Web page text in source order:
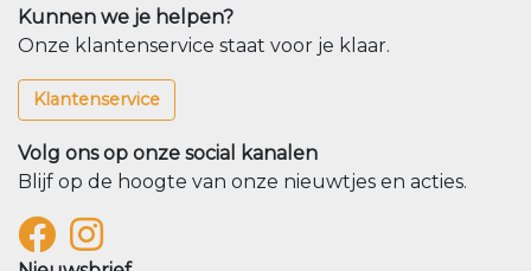
Kunnen we je helpen?
Onze klantenservice staat voor je klaar.
Klantenservice
Volg ons op onze social kanalen
Blijf op de hoogte van onze nieuwtjes en acties.